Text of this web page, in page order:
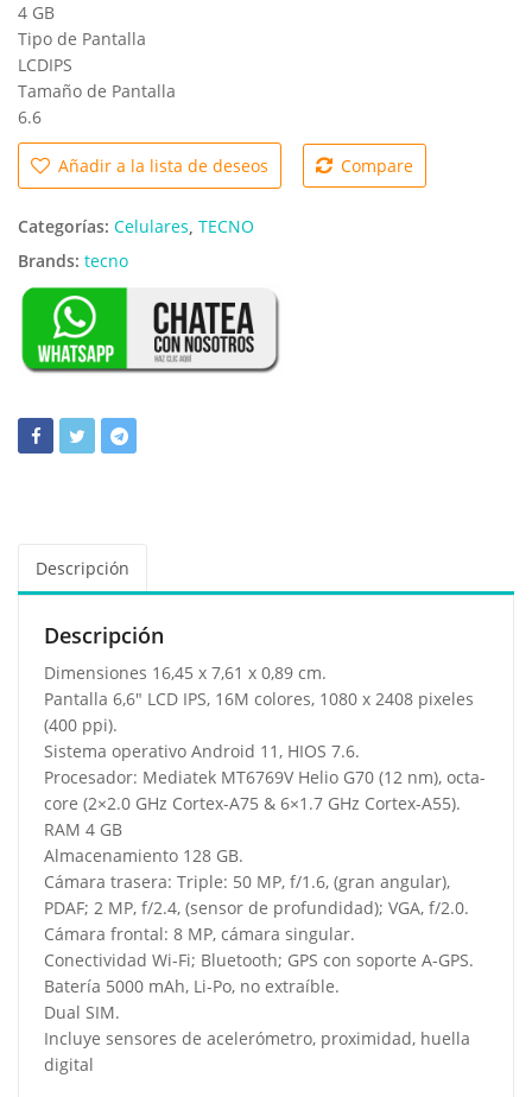
4 GB
Tipo de Pantalla
LCDIPS
Tamaño de Pantalla
6.6
Añadir a la lista de deseos Compare
Categorías: Celulares, TECNO
Brands: tecno
Descripción
Descripción
Dimensiones 16,45 x 7,61 x 0,89 cm.
Pantalla 6,6″ LCD IPS, 16M colores, 1080 x 2408 pixeles
(400 ppi).
Sistema operativo Android 11, HIOS 7.6.
Procesador: Mediatek MT6769V Helio G70 (12 nm), octa-
core (2×2.0 GHz Cortex-A75 & 6×1.7 GHz Cortex-A55).
RAM 4 GB
Almacenamiento 128 GB.
Cámara trasera: Triple: 50 MP, f/1.6, (gran angular),
PDAF; 2 MP, f/2.4, (sensor de profundidad); VGA, f/2.0.
Cámara frontal: 8 MP, cámara singular.
Conectividad Wi-Fi; Bluetooth; GPS con soporte A-GPS.
Batería 5000 mAh, Li-Po, no extraíble.
Dual SIM.
Incluye sensores de acelerómetro, proximidad, huella
digital